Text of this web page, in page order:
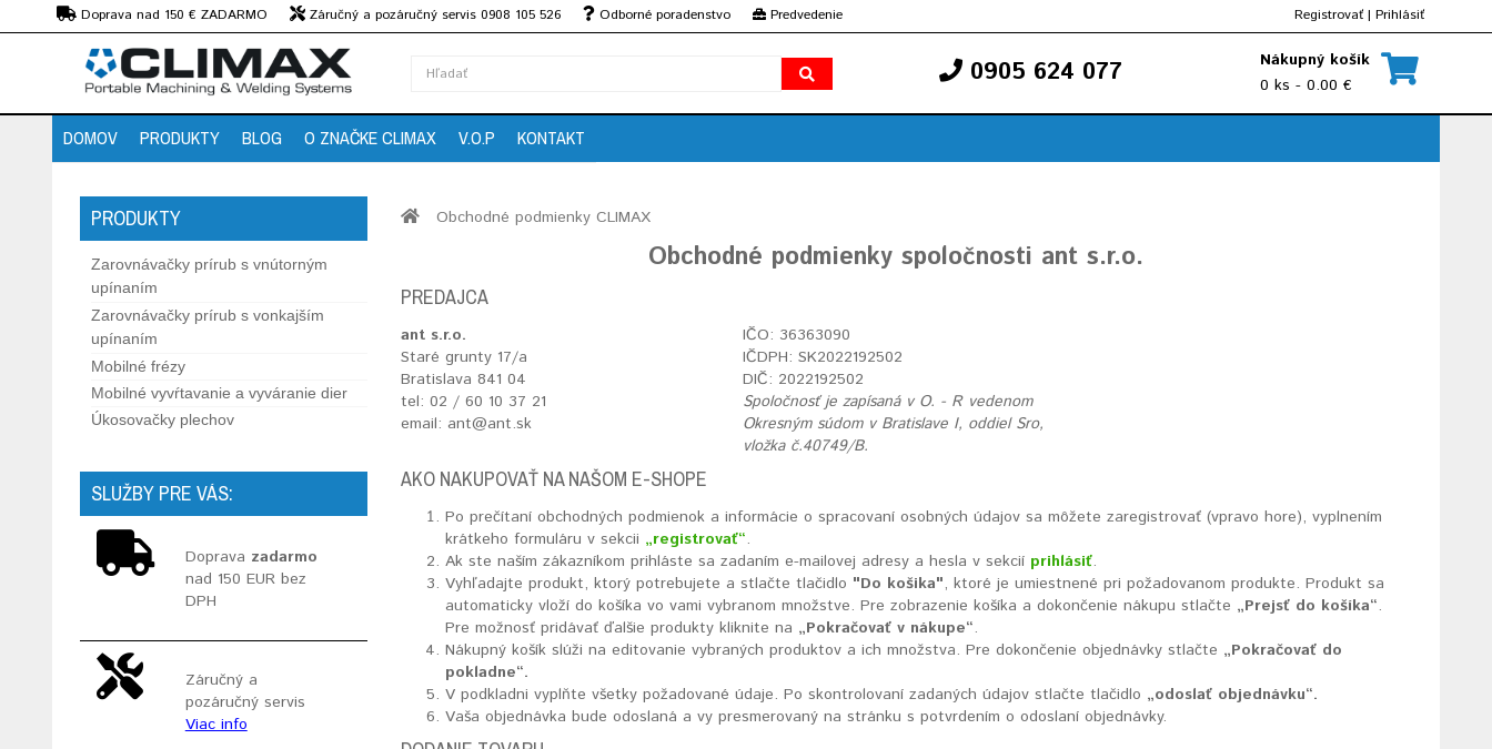
Doprava nad 150 € ZADARMO Záručný a pozáručný servis 0908 105 526 Odborné poradenstvo
Predvedenie
strojov
Registrovať | Prihlásiť
0905 624 077
Nákupný košík
0 ks - 0.00 €
DOMOV PRODUKTY BLOG O ZNAČKE CLIMAX V.O.P KONTAKT
PRODUKTY
Zarovnávačky prírub s vnútorným
upínaním
Zarovnávačky prírub s vonkajším
upínaním
Mobilné frézy
Mobilné vyvŕtavanie a vyváranie dier
Úkosovačky plechov
SLUŽBY PRE VÁS:
Doprava zadarmo
nad 150 EUR bez
DPH
Záručný a
pozáručný servis
Viac info
Obchodné podmienky CLIMAX
Obchodné podmienky spoločnosti ant s.r.o.
PREDAJCA
ant s.r.o.
Staré grunty 17/a
Bratislava 841 04
tel: 02 / 60 10 37 21
email: ant@ant.sk
IČO: 36363090
IČDPH: SK2022192502
DIČ: 2022192502
Spoločnosť je zapísaná v O. - R vedenom
Okresným súdom v Bratislave I, oddiel Sro,
vložka č.40749/B.
AKO NAKUPOVAŤ NA NAŠOM E-SHOPE
Po prečítaní obchodných podmienok a informácie o spracovaní osobných údajov sa môžete zaregistrovať (vpravo hore), vyplnením
krátkeho formuláru v sekcii „registrovať“.
Ak ste naším zákazníkom prihláste sa zadaním e-mailovej adresy a hesla v sekcií prihlásiť.
Vyhľadajte produkt, ktorý potrebujete a stlačte tlačidlo "Do košika", ktoré je umiestnené pri požadovanom produkte. Produkt sa
automaticky vloží do košíka vo vami vybranom množstve. Pre zobrazenie košíka a dokončenie nákupu stlačte „Prejsť do košíka“.
Pre možnosť pridávať ďalšie produkty kliknite na „Pokračovať v nákupe“.
Nákupný košík slúži na editovanie vybraných produktov a ich množstva. Pre dokončenie objednávky stlačte „Pokračovať do
pokladne“.
V podkladni vyplňte všetky požadované údaje. Po skontrolovaní zadaných údajov stlačte tlačidlo „odoslať objednávku“.
Vaša objednávka bude odoslaná a vy presmerovaný na stránku s potvrdením o odoslaní objednávky.